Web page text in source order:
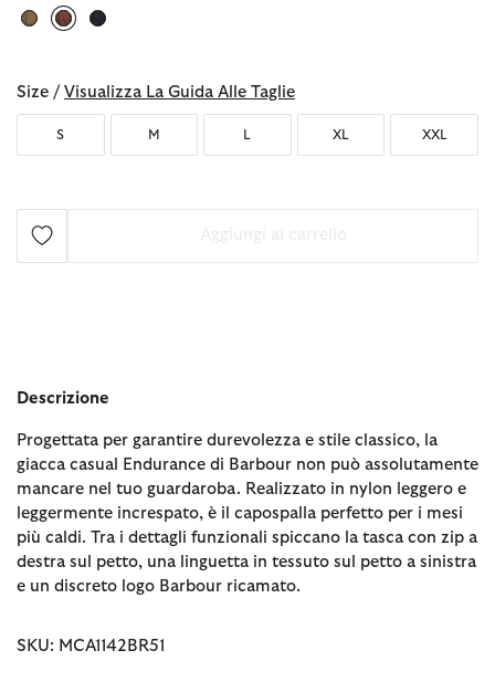
Size / Visualizza La Guida Alle Taglie
S M L XL XXL
Descrizione
Progettata per garantire durevolezza e stile classico, la
giacca casual Endurance di Barbour non può assolutamente
mancare nel tuo guardaroba. Realizzato in nylon leggero e
leggermente increspato, è il capospalla perfetto per i mesi
più caldi. Tra i dettagli funzionali spiccano la tasca con zip a
destra sul petto, una linguetta in tessuto sul petto a sinistra
e un discreto logo Barbour ricamato.
SKU: MCA1142BR51